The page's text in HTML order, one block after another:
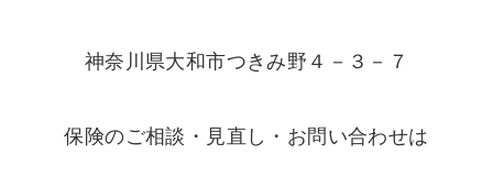
神奈川県大和市つきみ野４－３－７
保険のご相談・見直し・お問い合わせは